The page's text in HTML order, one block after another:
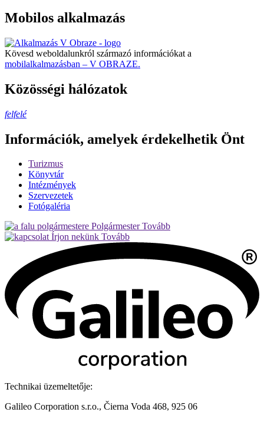
Mobilos alkalmazás
Kövesd weboldalunkról származó információkat a
mobilalkalmazásban – V OBRAZE.
Közösségi hálózatok
felfelé
Információk, amelyek érdekelhetik Önt
Turizmus
Könyvtár
Intézmények
Szervezetek
Fotógaléria
Polgármester Tovább
Írjon nekünk Tovább
Technikai üzemeltetője:
Galileo Corporation s.r.o., Čierna Voda 468, 925 06